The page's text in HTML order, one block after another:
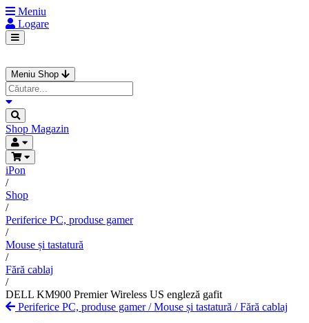
Meniu
Logare
Meniu Shop
Shop Magazin
iPon
/
Shop
/
Periferice PC, produse gamer
/
Mouse și tastatură
/
Fără cablaj
/
DELL KM900 Premier Wireless US engleză gafit
Periferice PC, produse gamer/Mouse și tastatură /Fără cablaj